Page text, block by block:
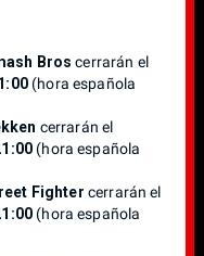
Bros cerrarán el
(hora española
cerrarán el
(hora española
Fighter cerrarán el
(hora española